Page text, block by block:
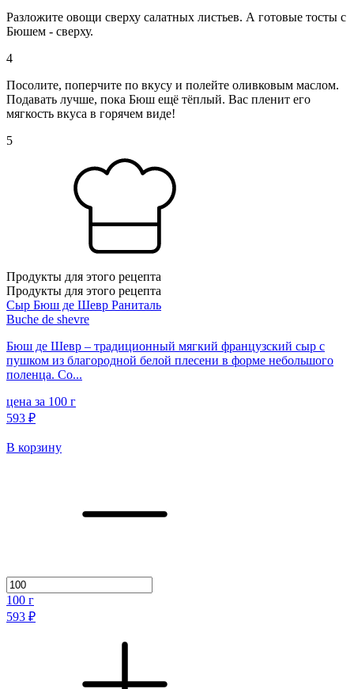
Разложите овощи сверху салатных листьев. А готовые тосты с
Бюшем - сверху.
4
Посолите, поперчите по вкусу и полейте оливковым маслом.
Подавать лучше, пока Бюш ещё тёплый. Вас пленит его
мягкость вкуса в горячем виде!
5
Продукты для этого рецепта
Продукты для этого рецепта
Сыр Бюш де Шевр Раниталь
Buche de shevre
Бюш де Шевр – традиционный мягкий французский сыр с
пушком из благородной белой плесени в форме небольшого
поленца. Со...
цена за 100 г
593 ₽
В корзину
100 г
593 ₽